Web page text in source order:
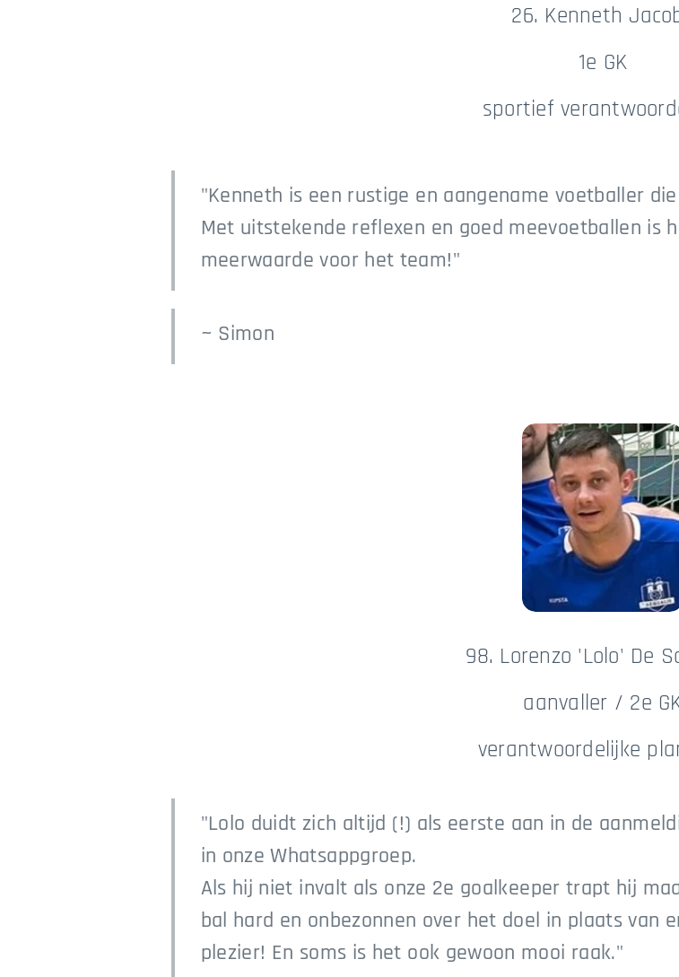
26. Kenneth
1e GK
sportief
"Kenneth is een rustige en aangename voetballer
Met uitstekende reflexen en goed meevoetballen is
meerwaarde voor het team!"
~ Simon
98. Lorenzo 'Lolo' De
aanvaller / 2e
verantwoordelijke
"Lolo duidt zich altijd (!) als eerste aan in de
in onze Whatsappgroep.
Als hij niet invalt als onze 2e goalkeeper trapt hij
bal hard en onbezonnen over het doel in plaats van
plezier! En soms is het ook gewoon mooi raak."